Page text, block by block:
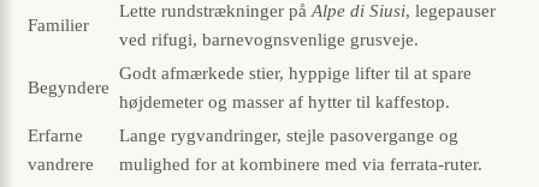
Familier
Lette rundstrækninger påAlpe di Siusi, legepauser
ved rifugi, barnevogns­venlige grusveje.
Begyndere
Godt afmærkede stier, hyppige lifter til at spare
højdemeter og masser af hytter til kaffestop.
Erfarne
vandrere
Lange rygvandringer, stejle pasovergange og
mulighed for at kombinere med via ferrata-ruter.